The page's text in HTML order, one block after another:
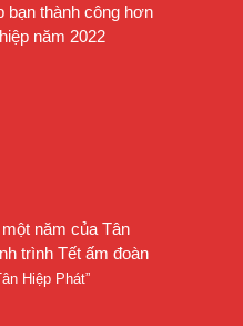
bạn thành công hơn
năm 2022
năm của Tân
trình Tết ấm đoàn
Hiệp Phát”